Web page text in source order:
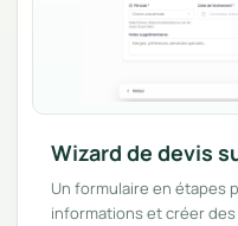
Wizard de devis
Un formulaire en étapes
informations et créer